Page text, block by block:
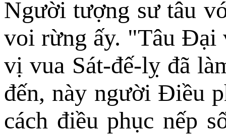
Người tượng sư tâu
voi rừng ấy. "Tâu Ðại
vị vua Sát-đế-lỵ đã
đến, này người Ðiều
cách điều phục nếp